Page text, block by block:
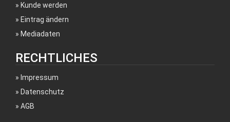
Kunde werden
Eintrag ändern
Mediadaten
RECHTLICHES
Impressum
Datenschutz
AGB